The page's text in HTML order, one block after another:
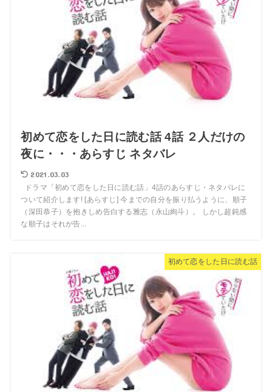
初めて恋をした日に読む話 4話 ２人だけの
夜に・・・あらすじ ネタバレ
2021.03.03
ドラマ「初めて恋をした日に読む話」4話のあらすじ・ネタバレに
ついて紹介します! [あらすじ] 今までの自分を振り払うように、順子
（深田恭子）を抱きしめ告白する雅志（永山絢斗）。 しかし超鈍感
な順子はそれが告...
初めて恋をした日に読む話